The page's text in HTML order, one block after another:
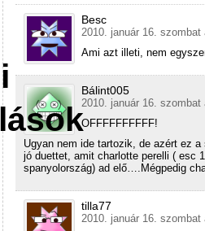
Besc
2010. január 16. szombat
Ami azt illeti, nem
Bálint005
2010. január 16. szombat
OFFFFFFFFFF!
Ugyan nem ide tartozik, de azért ez
jó duettet, amit charlotte perelli ( esc
spanyolország) ad elő….Mégpedig
tilla77
2010. január 16. szombat